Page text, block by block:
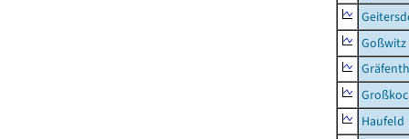
Goßwitz
Haufeld